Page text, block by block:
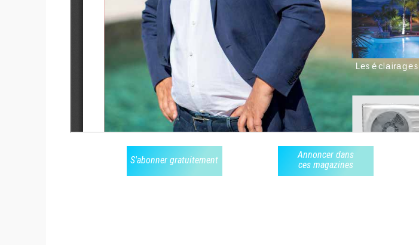
S'abonner gratuitement
Annoncer dans
ces magazines